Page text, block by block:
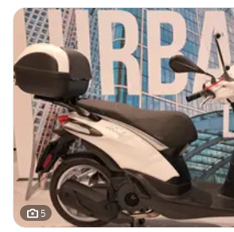
5